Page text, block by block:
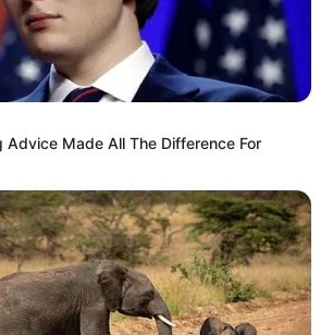
Berge. Diese sind beliebte
mit Wander-, Fahrrad- und
Badeseen, Freibädern und
sowie mit Kletterparks und
Informationen hierzu gibt es auf der
Regionalpark Rosengarten e. V.
in Osterholz-Scharmbeck - Das
angeschlossener Gastronomie ist im
das bei schönem Wetter im
Freibad wird. Hierfür sorgt ein
Cabriodach. Darüber hinaus gibt es
Advice Made All The Difference For